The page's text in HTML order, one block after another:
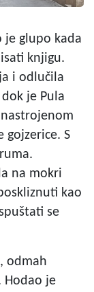
je glupo kada
knjigu.
i odlučila
je Pula
gojzerice. S
na mokri
kao
se
odmah
Hodao je